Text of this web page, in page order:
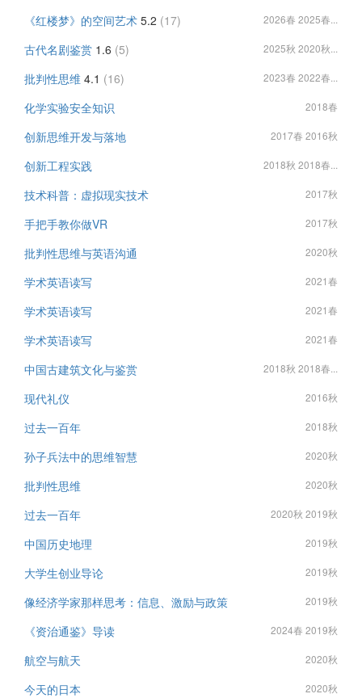
《红楼梦》的空间艺术 5.2 (17) 2026春 2025春...
古代名剧鉴赏 1.6 (5) 2025秋 2020秋...
批判性思维 4.1 (16) 2023春 2022春...
化学实验安全知识 2018春
创新思维开发与落地 2017春 2016秋
创新工程实践 2018秋 2018春...
技术科普：虚拟现实技术 2017秋
手把手教你做VR 2017秋
批判性思维与英语沟通 2020秋
学术英语读写 2021春
学术英语读写 2021春
学术英语读写 2021春
中国古建筑文化与鉴赏 2018秋 2018春...
现代礼仪 2016秋
过去一百年 2018秋
孙子兵法中的思维智慧 2020秋
批判性思维 2020秋
过去一百年 2020秋 2019秋
中国历史地理 2019秋
大学生创业导论 2019秋
像经济学家那样思考：信息、激励与政策 2019秋
《资治通鉴》导读 2024春 2019秋
航空与航天 2020秋
今天的日本 2020秋